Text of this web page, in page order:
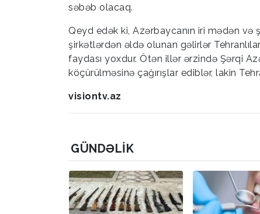
səbəb olacaq.
Qeyd edək ki, Azərbaycanın iri mədən və
şirkətlərdən əldə olunan gəlirlər
faydası yoxdur. Ötən illər ərzində Şərqi
köçürülməsinə çağırışlar ediblər, lakin
visiontv.az
GÜNDƏLIK